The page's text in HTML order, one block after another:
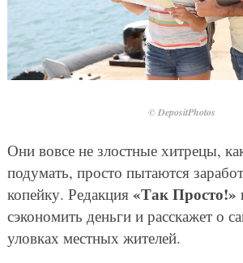
© DepositPhotos
Они вовсе не злостные хитрецы,
подумать, просто пытаются
копейку. Редакция «Так Просто!»
сэкономить деньги и расскажет о
уловках местных жителей.